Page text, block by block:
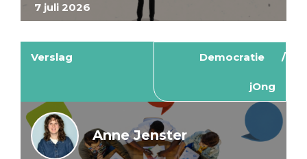
7 juli 2026
Verslag Democratie
jOng
Anne Jenster